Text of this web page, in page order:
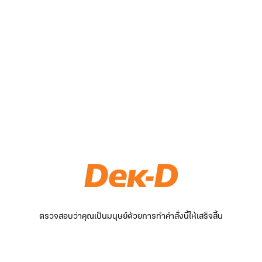
ตรวจสอบว่าคุณเป็นมนุษย์ด้วยการทำคำสั่งนี้ให้เสร็จสิ้น